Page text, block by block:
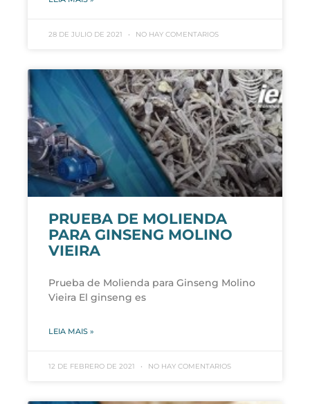
28 DE JULIO DE 2021 NO HAY COMENTARIOS
PRUEBA DE MOLIENDA
PARA GINSENG MOLINO
VIEIRA
Prueba de Molienda para Ginseng Molino
Vieira El ginseng es
LEIA MAIS »
12 DE FEBRERO DE 2021 NO HAY COMENTARIOS